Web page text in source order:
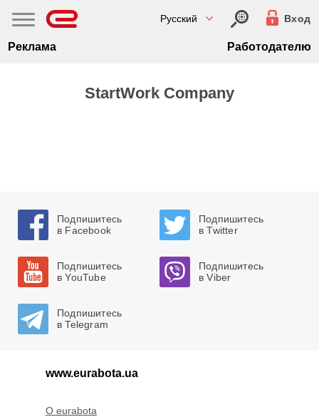
Русский Вход
Реклама Работодателю
StartWork Company
Подпишитесь
в Facebook
Подпишитесь
в Twitter
Подпишитесь
в YouTube
Подпишитесь
в Viber
Подпишитесь
в Telegram
www.eurabota.ua
O eurabota